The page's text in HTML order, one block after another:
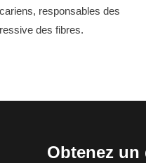
responsables des
des fibres.
Obtenez